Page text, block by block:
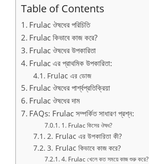
Table of Contents
Frulac ঔষধের পরিচিতি
Frulac কিভাবে কাজ করে?
Frulac ঔষধের উপকারিতা
Frulac এর প্রাথমিক উপকারিতা:
Frulac এর ডোজ
Frulac ঔষধের পার্শ্বপ্রতিক্রিয়া
Frulac ঔষধের দাম
FAQs: Frulac সম্পর্কিত সাধারণ প্রশ্ন:
1. Frulac কিসের ঔষধ?
2. Frulac এর উপকারিতা কী?
3. Frulac কিভাবে কাজ করে?
4. Frulac খেলে কত সময়ে কাজ শুরু করে?